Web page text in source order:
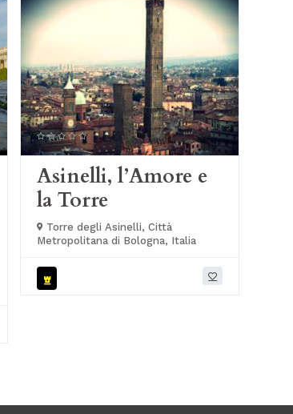
Asinelli, l’Amore e
la Torre
Torre degli Asinelli, Città
Metropolitana di Bologna, Italia